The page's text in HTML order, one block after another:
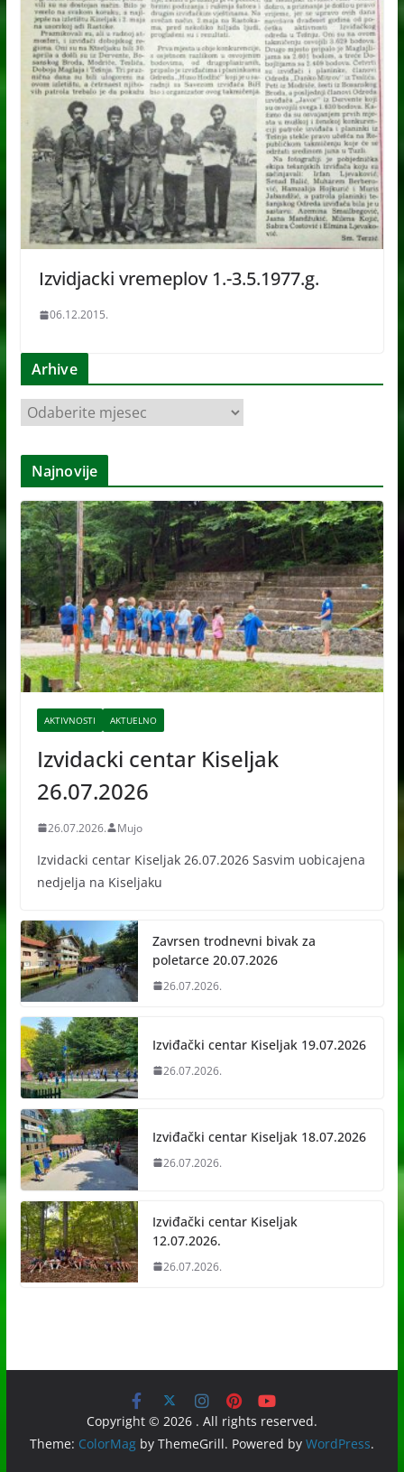
Izvidjacki vremeplov 1.-3.5.1977.g.
06.12.2015.
Arhive
r
h
v
e
Najnovije
AKTIVNOSTI AKTUELNO
Izvidacki centar Kiseljak
26.07.2026
26.07.2026. Mujo
Izvidacki centar Kiseljak 26.07.2026 Sasvim uobicajena
nedjelja na Kiseljaku
Zavrsen trodnevni bivak za
poletarce 20.07.2026
26.07.2026.
Izviđački centar Kiseljak 19.07.2026
26.07.2026.
Izviđački centar Kiseljak 18.07.2026
26.07.2026.
Izviđački centar Kiseljak
12.07.2026.
26.07.2026.
Copyright © 2026 . All rights reserved.
Theme: ColorMagby ThemeGrill. Powered by WordPress.